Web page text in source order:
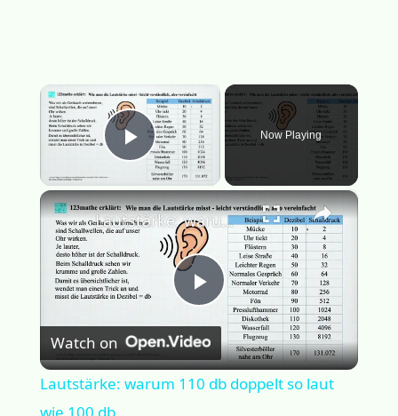
Play Video
Now Playing
×
P
l
Lautstärke: warum 110 db doppelt so laut wie 100 db
Watch on
Lautstärke: warum 110 db doppelt so laut
wie 100 db